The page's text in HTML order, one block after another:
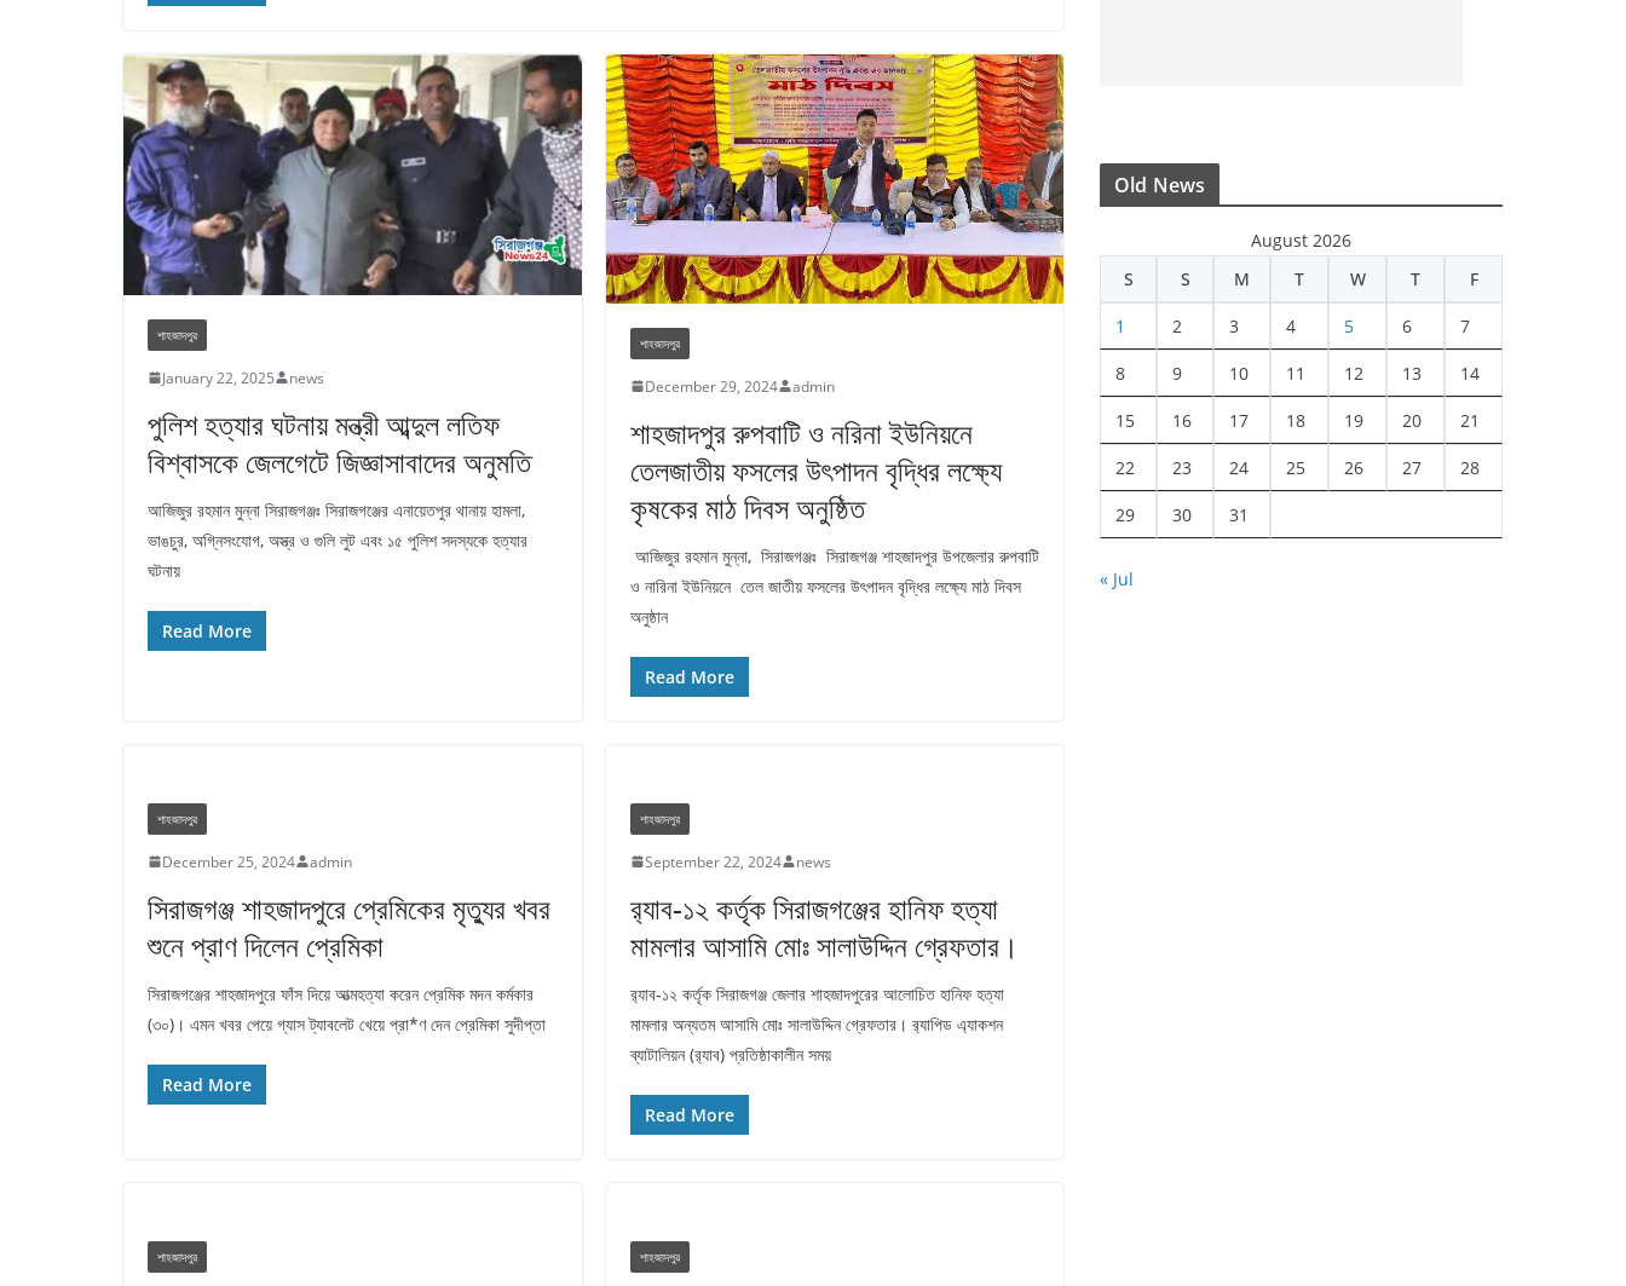
শাহজাদপুর
January 22, 2025 news
পুলিশ হত্যার ঘটনায় মন্ত্রী আব্দুল লতিফ
বিশ্বাসকে জেলগেটে জিজ্ঞাসাবাদের অনুমতি
আজিজুর রহমান মুন্না সিরাজগঞ্জঃ সিরাজগঞ্জের এনায়েতপুর থানায় হামলা,
ভাঙচুর, অগ্নিসংযোগ, অস্ত্র ও গুলি লুট এবং ১৫ পুলিশ সদস্যকে হত্যার
ঘটনায়
Read More
শাহজাদপুর
December 29, 2024 admin
শাহজাদপুর রুপবাটি ও নরিনা ইউনিয়নে
তেলজাতীয় ফসলের উৎপাদন বৃদ্ধির লক্ষ্যে
কৃষকের মাঠ দিবস অনুষ্ঠিত
আজিজুর রহমান মুন্না, সিরাজগঞ্জঃ সিরাজগঞ্জ শাহজাদপুর উপজেলার রুপবাটি
ও নারিনা ইউনিয়নে তেল জাতীয় ফসলের উৎপাদন বৃদ্ধির লক্ষ্যে মাঠ দিবস
অনুষ্ঠান
Read More
শাহজাদপুর
December 25, 2024 admin
সিরাজগঞ্জ শাহজাদপুরে প্রেমিকের মৃত্যুর খবর
শুনে প্রাণ দিলেন প্রেমিকা
সিরাজগঞ্জের শাহজাদপুরে ফাঁস দিয়ে আত্মহত্যা করেন প্রেমিক মদন কর্মকার
(৩০)। এমন খবর পেয়ে গ্যাস ট্যাবলেট খেয়ে প্রা*ণ দেন প্রেমিকা সুদীপ্তা
Read More
শাহজাদপুর
September 22, 2024 news
র‌্যাব-১২ কর্তৃক সিরাজগঞ্জের হানিফ হত্যা
মামলার আসামি মোঃ সালাউদ্দিন গ্রেফতার।
র‌্যাব-১২ কর্তৃক সিরাজগঞ্জ জেলার শাহজাদপুরের আলোচিত হানিফ হত্যা
মামলার অন্যতম আসামি মোঃ সালাউদ্দিন গ্রেফতার। র‌্যাপিড এ্যাকশন
ব্যাটালিয়ন (র‌্যাব) প্রতিষ্ঠাকালীন সময়
Read More
শাহজাদপুর শাহজাদপুর
Old News
August 2026
S
S M T W T F
1 2 3 4 5 6 7
8 9 10 11 12 13 14
15 16 17 18 19 20 21
22 23 24 25 26 27 28
29 30 31
« Jul